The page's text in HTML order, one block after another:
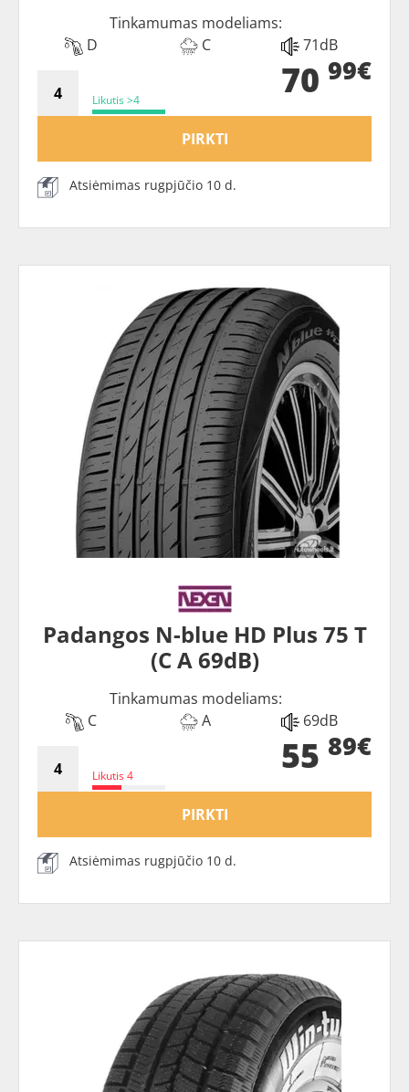
Tinkamumas modeliams:
D
C 71dB
Likutis >4 70 99€
PIRKTI
Atsiėmimas rugpjūčio 10 d.
Padangos N-blue HD Plus 75 T
(C A 69dB)
Tinkamumas modeliams:
C
A 69dB
Likutis 4 55 89€
PIRKTI
Atsiėmimas rugpjūčio 10 d.